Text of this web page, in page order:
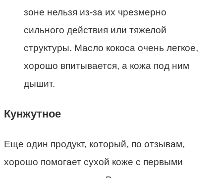
зоне нельзя из-за их чрезмерно
сильного действия или тяжелой
структуры. Масло кокоса очень легкое,
хорошо впитывается, а кожа под ним
дышит.
Кунжутное
Еще один продукт, который, по отзывам,
хорошо помогает сухой коже с первыми